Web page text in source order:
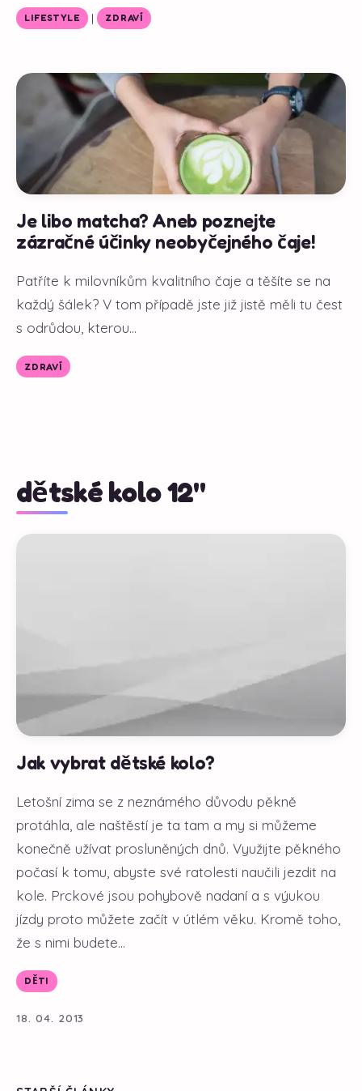
LIFESTYLE | ZDRAVÍ
Je libo matcha? Aneb poznejte
zázračné účinky neobyčejného čaje!
Patříte k milovníkům kvalitního čaje a těšíte se na
každý šálek? V tom případě jste již jistě měli tu čest
s odrůdou, kterou...
ZDRAVÍ
dětské kolo 12''
Jak vybrat dětské kolo?
Letošní zima se z neznámého důvodu pěkně
protáhla, ale naštěstí je ta tam a my si můžeme
konečně užívat prosluněných dnů. Využijte pěkného
počasí k tomu, abyste své ratolesti naučili jezdit na
kole. Prckové jsou pohybově nadaní a s výukou
jízdy proto můžete začít v útlém věku. Kromě toho,
že s nimi budete...
DĚTI
18. 04. 2013